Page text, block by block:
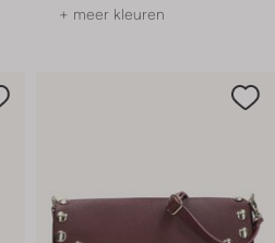
+ meer kleuren